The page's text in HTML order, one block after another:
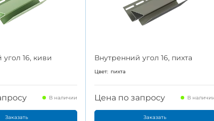
16, киви
В наличии
Заказать
Внутренний угол 16, пихта
Цвет: пихта
Цена по запросу В
Заказать